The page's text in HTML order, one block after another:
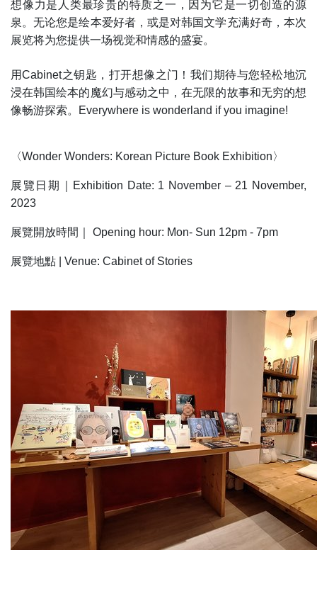
想像力是人类最珍贵的特质之一，因为它是一切创造的源
泉。无论您是绘本爱好者，或是对韩国文学充满好奇，本次
展览将为您提供一场视觉和情感的盛宴。
用Cabinet之钥匙，打开想像之门！我们期待与您轻松地沉
浸在韩国绘本的魔幻与感动之中，在无限的故事和无穷的想
像畅游探索。Everywhere is wonderland if you imagine!
〈Wonder Wonders: Korean Picture Book Exhibition〉
展覽日期｜Exhibition Date: 1 November – 21 November,
2023
展覽開放時間｜ Opening hour: Mon- Sun 12pm - 7pm
展覽地點 | Venue: Cabinet of Stories